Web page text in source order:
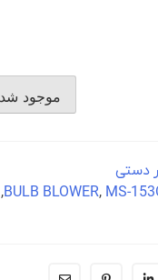
دستی
BULB BLOWER, MS-
,